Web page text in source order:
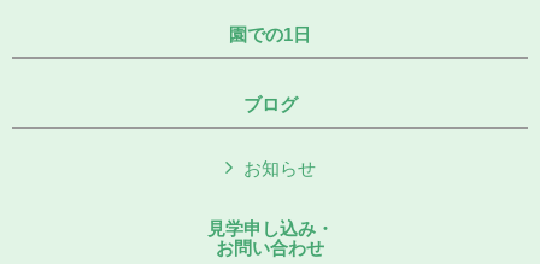
園での1日
ブログ
お知らせ
見学申し込み・
お問い合わせ